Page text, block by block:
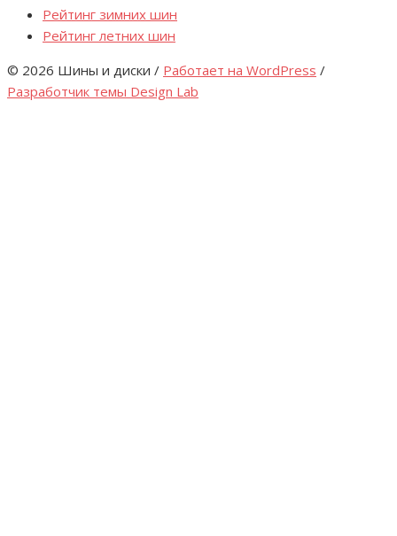
Рейтинг зимних шин
Рейтинг летних шин
© 2026 Шины и диски / Работает на WordPress /
Разработчик темы Design Lab